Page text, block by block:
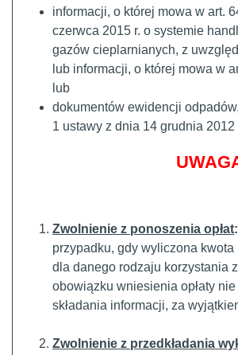
informacji, o której mowa w art.
czerwca 2015 r. o systemie
gazów cieplarnianych, z
lub informacji, o której mowa w
lub
dokumentów ewidencji
1 ustawy z dnia 14 grudnia 2012
Zwolnienie z ponoszenia opłat
przypadku, gdy wyliczona kwota
dla danego rodzaju korzystania
obowiązku wniesienia opłaty
składania informacji, za
Zwolnienie z przedkładania